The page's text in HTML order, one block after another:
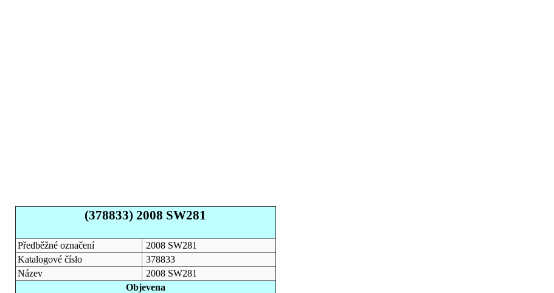
(378833) 2008 SW281
Předběžné označení
2008 SW281
Katalogové číslo
378833
Název
2008 SW281
Objevena